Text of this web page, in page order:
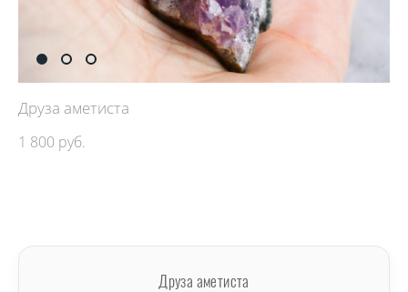
Друза аметиста
1 800 pуб.
Друза аметиста